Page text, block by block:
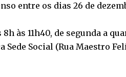
entre os dias 26 de
às 11h40, de segunda a
Social (Rua Maestro